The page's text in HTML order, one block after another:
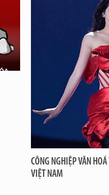
CÔNG NGHIỆP VĂN
VIỆT NAM